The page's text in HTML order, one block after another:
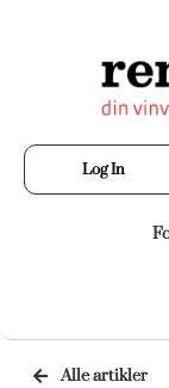
Log In
Alle artikler